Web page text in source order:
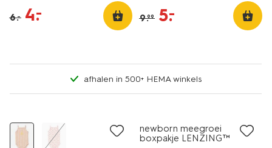
6.– 4.
–
9.99 5.
–
afhalen in 500+ HEMA winkels
newborn meegroei
boxpakje LENZING™